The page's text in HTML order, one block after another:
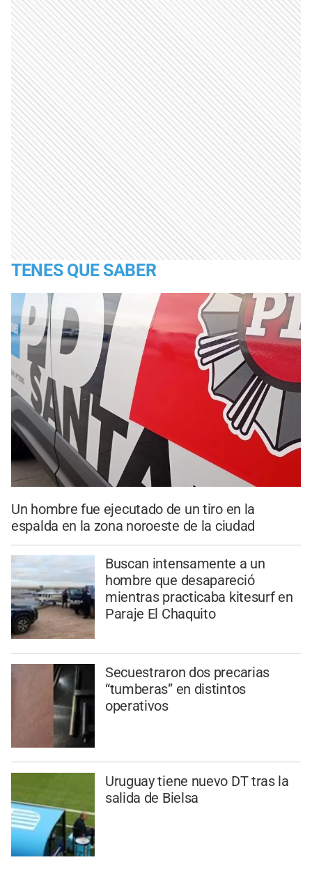
TENES QUE SABER
Un hombre fue ejecutado de un tiro en la
espalda en la zona noroeste de la ciudad
Buscan intensamente a un
hombre que desapareció
mientras practicaba kitesurf en
Paraje El Chaquito
Secuestraron dos precarias
“tumberas” en distintos
operativos
Uruguay tiene nuevo DT tras la
salida de Bielsa